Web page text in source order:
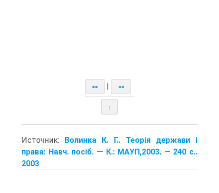
<< >>
↑
Источник: Волинка К. Г.. Теорія держави і
права: Навч. посіб. — К.: МАУП,2003. — 240 с..
2003